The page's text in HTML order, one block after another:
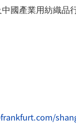
國產業用紡織品